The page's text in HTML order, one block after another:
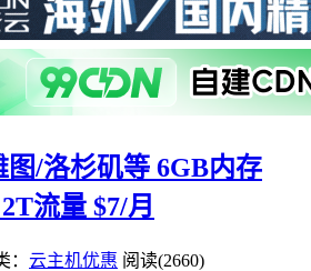
图/洛杉矶等 6GB内存
流量 $7/月
： 云主机优惠 阅读(2660)